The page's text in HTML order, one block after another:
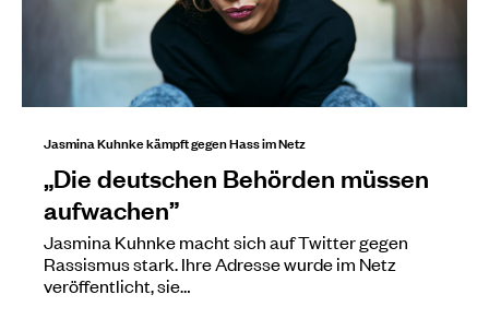
Jasmina Kuhnke kämpft gegen Hass im Netz
„Die deutschen Behörden müssen
aufwachen”
Jasmina Kuhnke macht sich auf Twitter gegen
Rassismus stark. Ihre Adresse wurde im Netz
veröffentlicht, sie…